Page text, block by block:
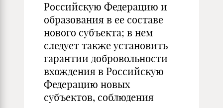
Российскую Федерацию и
образования в ее составе
нового субъекта; в нем
следует также установить
гарантии добровольности
вхождения в Российскую
Федерацию новых
субъектов, соблюдения